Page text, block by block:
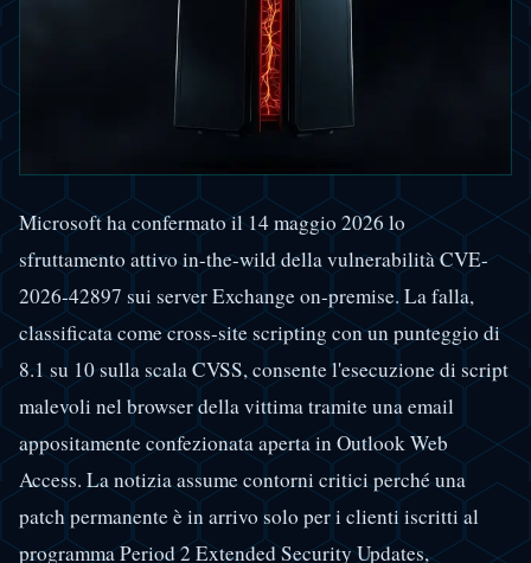
Microsoft ha confermato il 14 maggio 2026 lo
sfruttamento attivo in-the-wild della vulnerabilità CVE-
2026-42897 sui server Exchange on-premise. La falla,
classificata come cross-site scripting con un punteggio di
8.1 su 10 sulla scala CVSS, consente l'esecuzione di script
malevoli nel browser della vittima tramite una email
appositamente confezionata aperta in Outlook Web
Access. La notizia assume contorni critici perché una
patch permanente è in arrivo solo per i clienti iscritti al
programma Period 2 Extended Security Updates,